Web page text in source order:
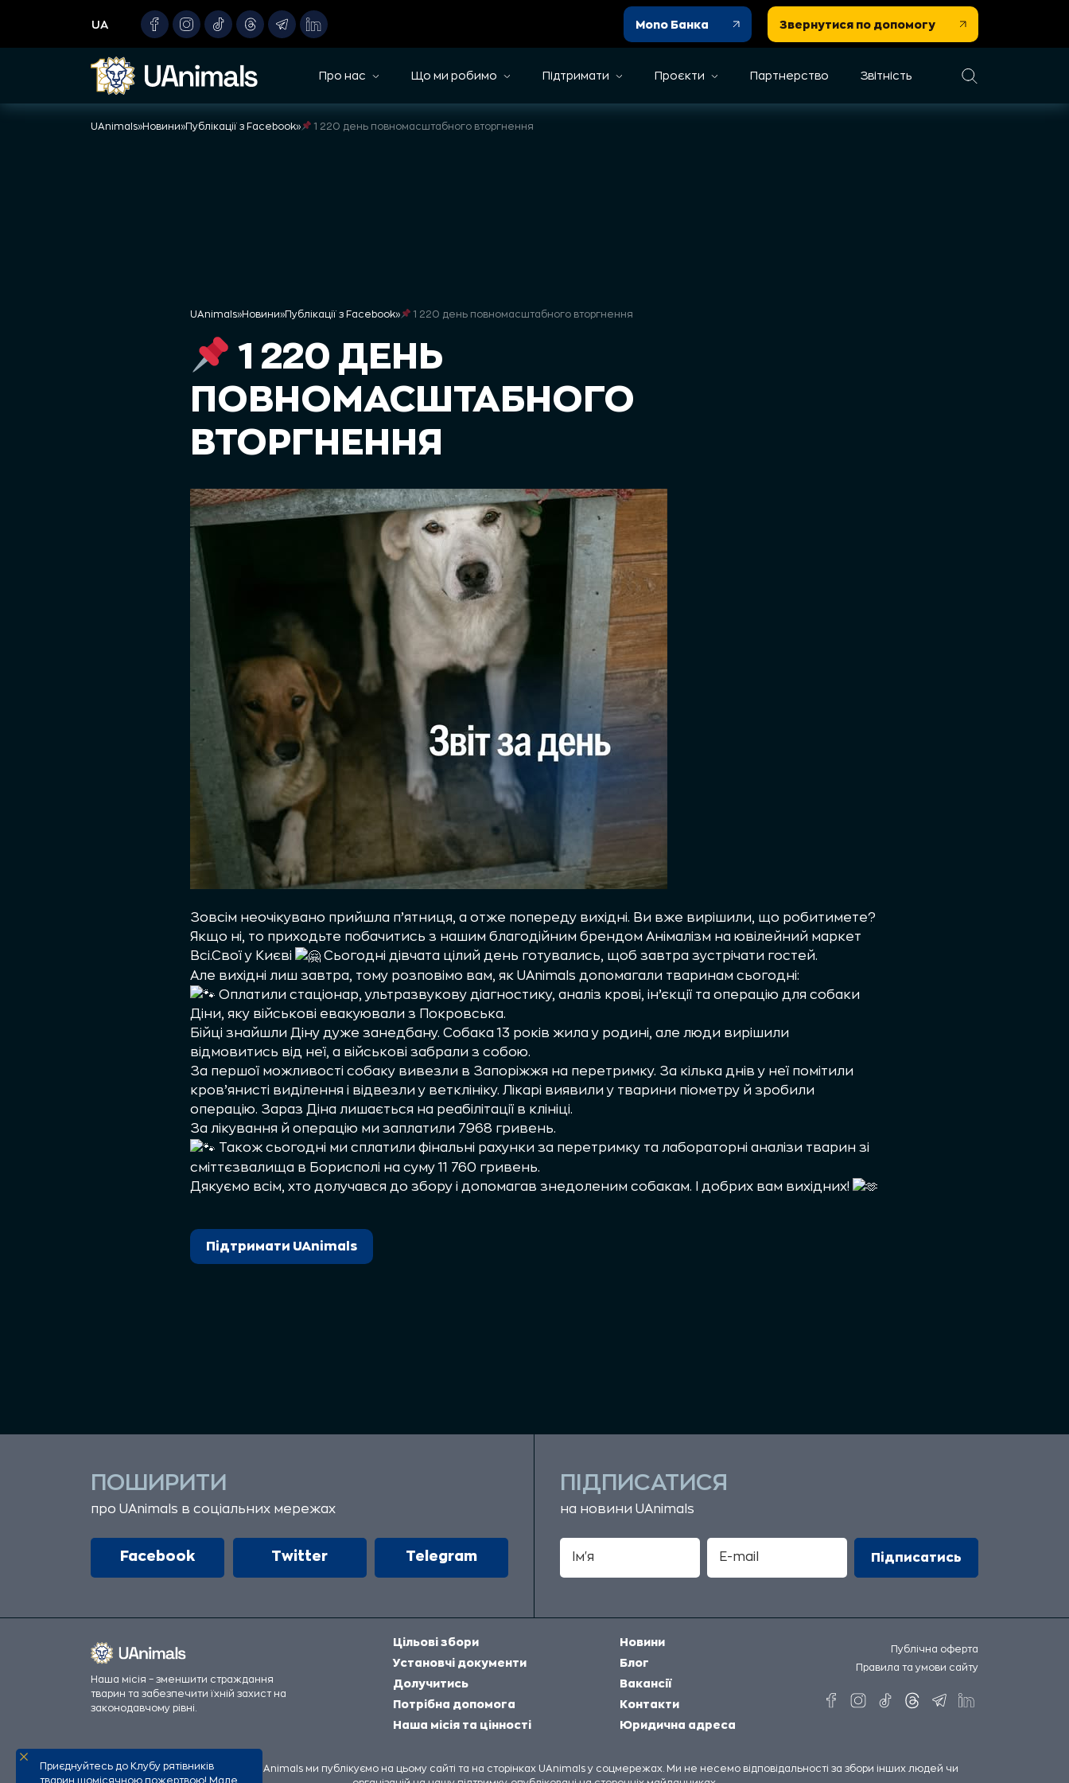
content
UA Mono Банка Звернутися по допомогу
Про нас Що ми робимо Підтримати Проєкти Партнерство Звітність
UAnimals»Новини»Публікації з Facebook» 1 220 день повномасштабного вторгнення
UAnimals»Новини»Публікації з Facebook» 1 220 день повномасштабного вторгнення
1 220 ДЕНЬ
ПОВНОМАСШТАБНОГО
ВТОРГНЕННЯ
Зовсім неочікувано прийшла п’ятниця, а отже попереду вихідні. Ви вже вирішили, що робитимете?
Якщо ні, то приходьте побачитись з нашим благодійним брендом Анімалізм на ювілейний маркет
Всі.Свої у Києві
Сьогодні дівчата цілий день готувались, щоб завтра зустрічати гостей.
Але вихідні лиш завтра, тому розповімо вам, як UAnimals допомагали тваринам сьогодні:
Оплатили стаціонар, ультразвукову діагностику, аналіз крові, ін’єкції та операцію для собаки
Діни, яку військові евакуювали з Покровська.
Бійці знайшли Діну дуже занедбану. Собака 13 років жила у родині, але люди вирішили
відмовитись від неї, а військові забрали з собою.
За першої можливості собаку вивезли в Запоріжжя на перетримку. За кілька днів у неї помітили
кров’янисті виділення і відвезли у ветклініку. Лікарі виявили у тварини піометру й зробили
операцію. Зараз Діна лишається на реабілітації в клініці.
За лікування й операцію ми заплатили 7968 гривень.
Також сьогодні ми сплатили фінальні рахунки за перетримку та лабораторні аналізи тварин зі
сміттєзвалища в Борисполі на суму 11 760 гривень.
Дякуємо всім, хто долучався до збору і допомагав знедоленим собакам. І добрих вам вихідних!
Підтримати UAnimals
ПОШИРИТИ
про UAnimals в соціальних мережах
Facebook Twitter Telegram
ПІДПИСАТИСЯ
на новини UAnimals
Наша місія – зменшити страждання
тварин та забезпечити їхній захист на
законодавчому рівні.
Цільові збори
Установчі документи
Долучитись
Потрібна допомога
Наша місія та цінності
Новини
Блог
Вакансії
Контакти
Юридична адреса
Публічна оферта
Правила та умови сайту
Всі офіційні фінансові збори UAnimals ми публікуємо на цьому сайті та на сторінках UAnimals у соцмережах. Ми не несемо відповідальності за збори інших людей чи
Приєднуйтесь до Клубу рятівників
тварин щомісячною пожертвою! Мале